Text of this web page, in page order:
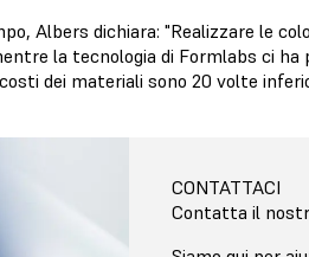
Albers dichiara: "Realizzare le
la tecnologia di Formlabs ci
dei materiali sono 20 volte
CONTATTACI
Contatta il